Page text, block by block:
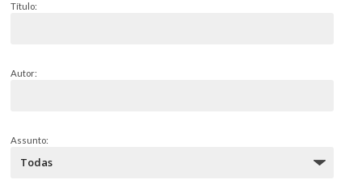
Título:
Autor:
Assunto: